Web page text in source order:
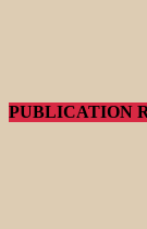
PUBLICATION